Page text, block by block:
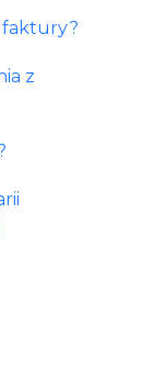
faktury?
z